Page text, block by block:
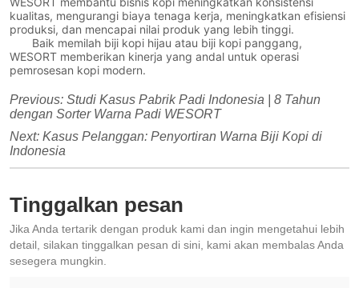
kualitas, mengurangi biaya tenaga kerja, meningkatkan efisiensi
produksi, dan mencapai nilai produk yang lebih tinggi.
Baik memilah biji kopi hijau atau biji kopi panggang,
WESORT memberikan kinerja yang andal untuk operasi
pemrosesan kopi modern.
Previous:Studi Kasus Pabrik Padi Indonesia | 8 Tahun
dengan Sorter Warna Padi WESORT
Next:Kasus Pelanggan: Penyortiran Warna Biji Kopi di
Indonesia
Tinggalkan pesan
Jika Anda tertarik dengan produk kami dan ingin mengetahui lebih
detail, silakan tinggalkan pesan di sini, kami akan membalas Anda
sesegera mungkin.